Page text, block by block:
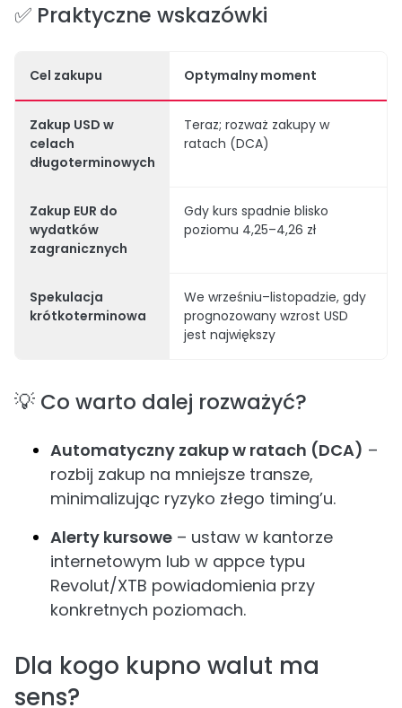
✅ Praktyczne wskazówki
Cel zakupu Optymalny moment
Zakup USD w
celach
długoterminowych
Teraz; rozważ zakupy w
ratach (DCA)
Zakup EUR do
wydatków
zagranicznych
Gdy kurs spadnie blisko
poziomu 4,25–4,26 zł
Spekulacja
krótkoterminowa
We wrześniu–listopadzie, gdy
prognozowany wzrost USD
jest największy
💡 Co warto dalej rozważyć?
Automatyczny zakup w ratach (DCA) –
rozbij zakup na mniejsze transze,
minimalizując ryzyko złego timing’u.
Alerty kursowe – ustaw w kantorze
internetowym lub w appce typu
Revolut/XTB powiadomienia przy
konkretnych poziomach.
Dla kogo kupno walut ma
sens?